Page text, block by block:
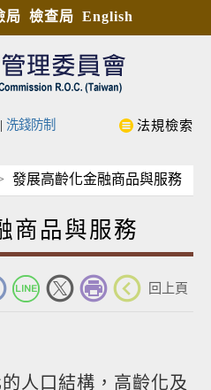
局 檢查局 English
| 洗錢防制 法規檢索
發展高齡化金融商品與服務
商品與服務
回上頁
人口結構，高齡化及